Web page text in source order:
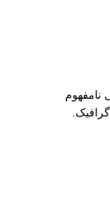
نامفهوم